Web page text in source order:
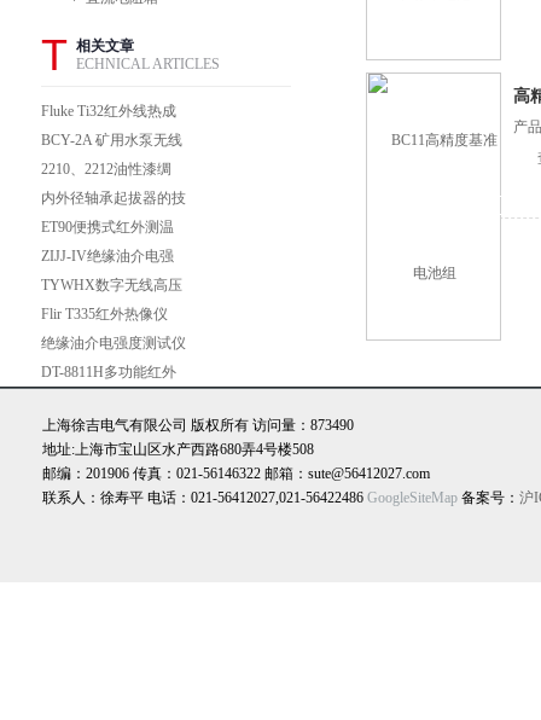
T 相关文章
ECHNICAL ARTICLES
Fluke Ti32红外线热成
像仪产品随附
BCY-2A 矿用水泵无线
多参数测试仪
2210、2212油性漆绸
内外径轴承起拔器的技
术性能
ET90便携式红外测温
仪（-60～760℃）
ZIJJ-IV绝缘油介电强
度自动测试仪
TYWHX数字无线高压
核相仪
Flir T335红外热像仪
Flir T335红外热像仪
绝缘油介电强度测试仪
使用说明
DT-8811H多功能红外
高
产
上海徐吉电气有限公司 版权所有 访问量：873490
地址:上海市宝山区水产西路680弄4号楼508
邮编：201906 传真：021-56146322 邮箱：sute@56412027.com
联系人：徐寿平 电话：021-56412027,021-56422486 GoogleSiteMap 备案号： 沪